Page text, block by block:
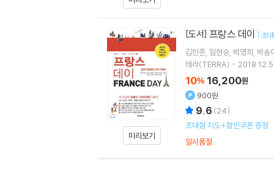
미리보기
[도서] 프랑스 데이 [ 초
김민준 임현승 박영희 박송
테라(TERRA)
2018.12.5.
10% 16,200원
900원
9.6 (24)
초대형 지도+할인쿠폰 증정
일시품절